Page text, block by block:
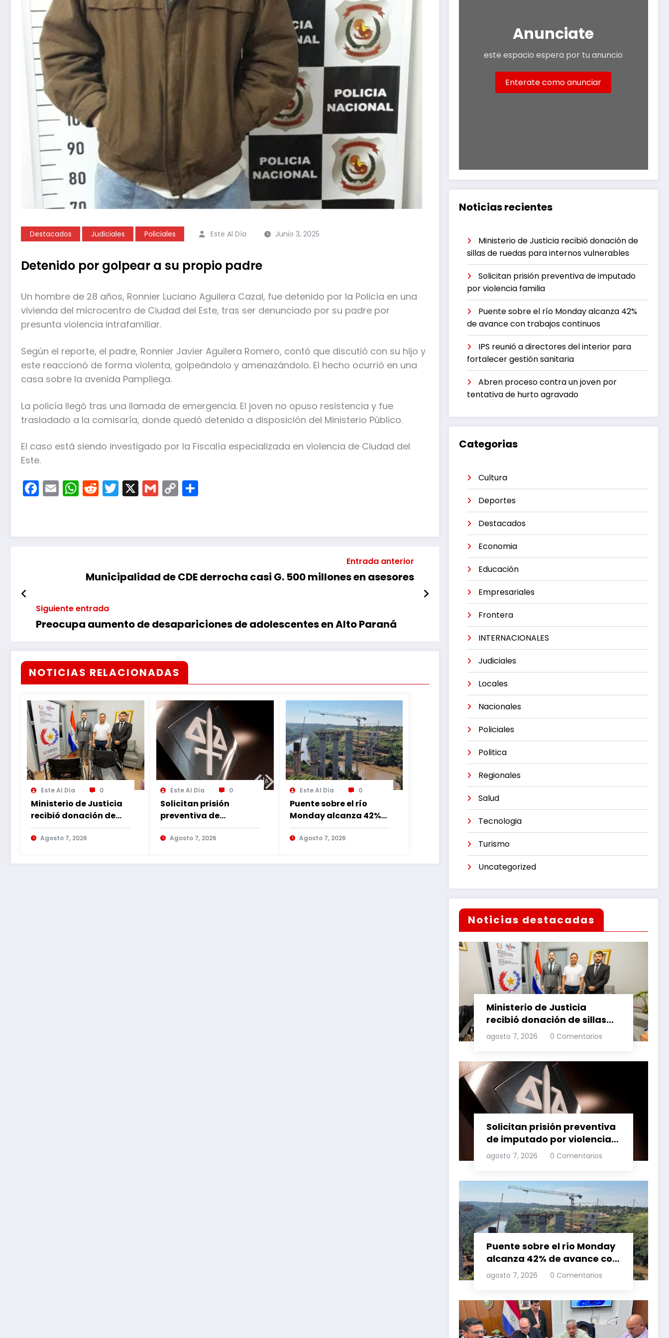
Destacados Judiciales Policiales Este Al Día Junio 3, 2025
Detenido por golpear a su propio padre
Un hombre de 28 años, Ronnier Luciano Aguilera Cazal, fue detenido por la Policía en una
vivienda del microcentro de Ciudad del Este, tras ser denunciado por su padre por
presunta violencia intrafamiliar.
Según el reporte, el padre, Ronnier Javier Aguilera Romero, contó que discutió con su hijo y
este reaccionó de forma violenta, golpeándolo y amenazándolo. El hecho ocurrió en una
casa sobre la avenida Pampliega.
La policía llegó tras una llamada de emergencia. El joven no opuso resistencia y fue
trasladado a la comisaría, donde quedó detenido a disposición del Ministerio Público.
El caso está siendo investigado por la Fiscalía especializada en violencia de Ciudad del
Este.
Facebook
EmailWhatsApp
Reddit
Twitter
X Gmail
Copy
Link
Entrada anterior
Municipalidad de CDE derrocha casi G. 500 millones en asesores
Siguiente entrada
Preocupa aumento de desapariciones de adolescentes en Alto Paraná
NOTICIAS RELACIONADAS
Este Al Día 0
Ministerio de Justicia
recibió donación de
sillas de ruedas para
internos vulnerables
Agosto 7, 2026
Este Al Día 0
Solicitan prisión
preventiva de
imputado por
violencia familia
Agosto 7, 2026
Este Al Día 0
Puente sobre el río
Monday alcanza 42%
de avance con
trabajos continuos
Agosto 7, 2026
Anunciate
este espacio espera por tu anuncio
Enterate como anunciar
Noticias recientes
Ministerio de Justicia recibió donación de
sillas de ruedas para internos vulnerables
Solicitan prisión preventiva de imputado
por violencia familia
Puente sobre el río Monday alcanza 42%
de avance con trabajos continuos
IPS reunió a directores del interior para
fortalecer gestión sanitaria
Abren proceso contra un joven por
tentativa de hurto agravado
Categorias
Cultura
Deportes
Destacados
Economia
Educación
Empresariales
Frontera
INTERNACIONALES
Judiciales
Locales
Nacionales
Policiales
Politica
Regionales
Salud
Tecnologia
Turismo
Uncategorized
Noticias destacadas
Ministerio de Justicia
recibió donación de sillas
de ruedas para internos
vulnerables
agosto 7, 2026 0 Comentarios
Solicitan prisión preventiva
de imputado por violencia
familia
agosto 7, 2026 0 Comentarios
Puente sobre el río Monday
alcanza 42% de avance con
trabajos continuos
agosto 7, 2026 0 Comentarios